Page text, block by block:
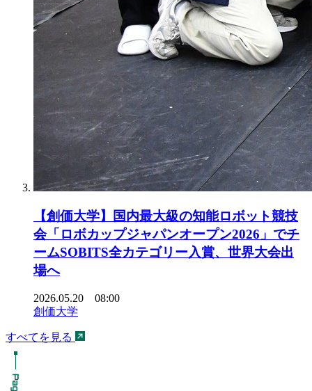
【創価大学】国内最大級の知能ロボット競技
会「ロボカップジャパンオープン2026」でチ
ームSOBITS全カテゴリー入賞、世界大会出
場へ
2026.05.20 08:00
創価大学
すべてを見る